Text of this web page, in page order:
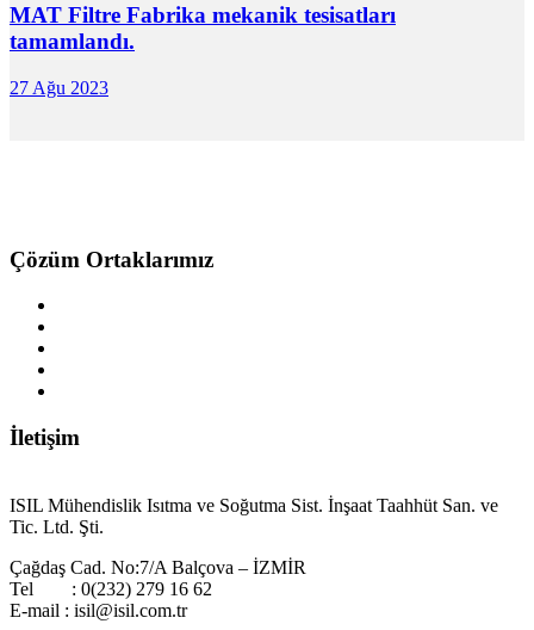
MAT Filtre Fabrika mekanik tesisatları
tamamlandı.
27 Ağu 2023
Çözüm Ortaklarımız
İletişim
ISIL Mühendislik Isıtma ve Soğutma Sist. İnşaat Taahhüt San. ve
Tic. Ltd. Şti.
Çağdaş Cad. No:7/A Balçova – İZMİR
Tel : 0(232) 279 16 62
E-mail : isil@isil.com.tr